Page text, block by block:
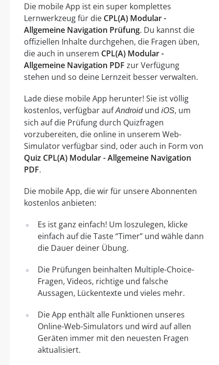
Die mobile App ist ein super komplettes
Lernwerkzeug für die CPL(A) Modular -
Allgemeine Navigation Prüfung. Du kannst die
offiziellen Inhalte durchgehen, die Fragen üben,
die auch in unserem CPL(A) Modular -
Allgemeine Navigation PDF zur Verfügung
stehen und so deine Lernzeit besser verwalten.
Lade diese mobile App herunter! Sie ist völlig
kostenlos, verfügbar aufAndroidund iOS, um
sich auf die Prüfung durch Quizfragen
vorzubereiten, die online in unserem Web-
Simulator verfügbar sind, oder auch in Form von
Quiz CPL(A) Modular - Allgemeine Navigation
PDF.
Die mobile App, die wir für unsere Abonnenten
kostenlos anbieten:
Es ist ganz einfach! Um loszulegen, klicke
einfach auf die Taste “Timer” und wähle dann
die Dauer deiner Übung.
Die Prüfungen beinhalten Multiple-Choice-
Fragen, Videos, richtige und falsche
Aussagen, Lückentexte und vieles mehr.
Die App enthält alle Funktionen unseres
Online-Web-Simulators und wird auf allen
Geräten immer mit den neuesten Fragen
aktualisiert.